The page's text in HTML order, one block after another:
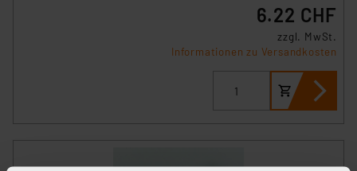
6.22 CHF
zzgl. MwSt.
Informationen zu Versandkosten